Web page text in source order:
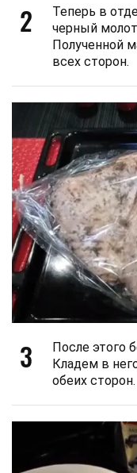
2
Теперь в
черный
Полученной
всех сторон.
3
После этого
Кладем в
обеих